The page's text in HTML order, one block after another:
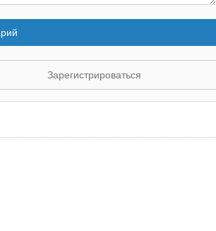
Зарегистрироваться